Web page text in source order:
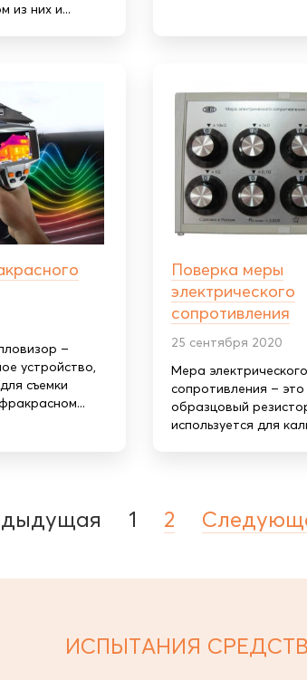
из них и...
–
устройство,
съемки
Поверка меры
электрического
сопротивления
25 сентября 2020
Мера электрического
сопротивления –
образцовый
используется для
1 2
ИСПЫТАНИЯ